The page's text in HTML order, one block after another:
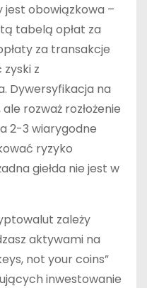
jest obowiązkowa –
tabelą opłat za
za transakcje
z
Dywersyfikacja na
rozważ rozłożenie
2-3 wiarygodne
ryzyko
giełda nie jest w
zależy
aktywami na
not your coins”
inwestowanie